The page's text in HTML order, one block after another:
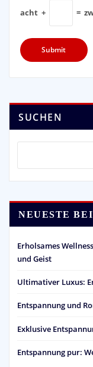
acht + =
SUCHEN
NEUESTE
Erholsames
und Geist
Ultimativer Luxus:
Entspannung und
Exklusive
Entspannung pur: